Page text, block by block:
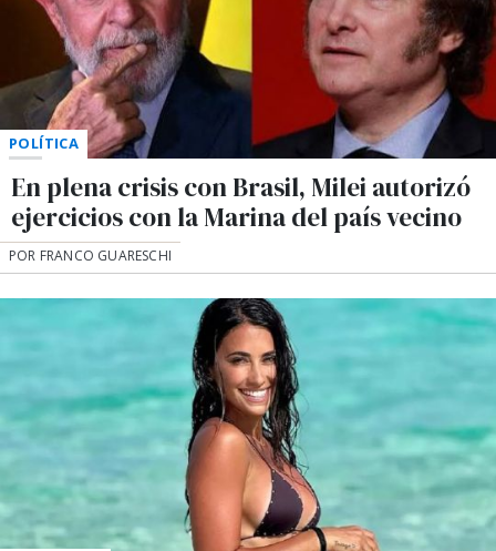
POLÍTICA
En plena crisis con Brasil, Milei autorizó
ejercicios con la Marina del país vecino
POR FRANCO GUARESCHI